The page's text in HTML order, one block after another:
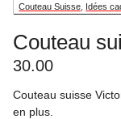
Couteau Suisse Idées
Couteau
30.00
Couteau suisse
en plus.